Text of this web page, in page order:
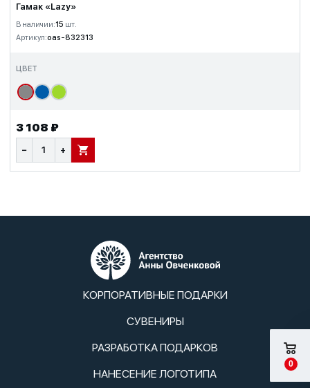
Гамак «Lazy»
В наличии:15 шт.
Артикул:oas-832313
ЦВЕТ
3 108 ₽
− + В КОРЗИНУ
КОРПОРАТИВНЫЕ ПОДАРКИ
СУВЕНИРЫ
РАЗРАБОТКА ПОДАРКОВ
НАНЕСЕНИЕ ЛОГОТИПА
0